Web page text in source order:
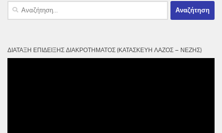
Αναζήτηση
ΔΙΆΤΑΞΗ ΕΠΊΔΕΙΞΗΣ ΔΙΑΚΡΟΤΉΜΑΤΟΣ (ΚΑΤΑΣΚΕΥΉ ΛΆΖΟΣ – ΝΈΖΗΣ)